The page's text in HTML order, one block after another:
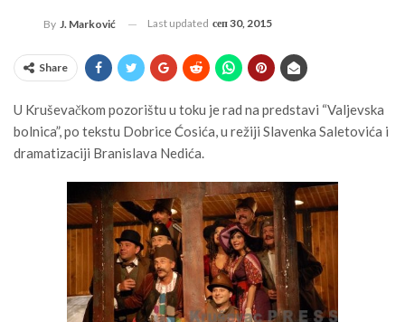
By J. Marković Last updated сеп 30, 2015
Share
U Kruševačkom pozorištu u toku je rad na predstavi “Valjevska
bolnica”, po tekstu Dobrice Ćosića, u režiji Slavenka Saletovića i
dramatizaciji Branislava Nedića.